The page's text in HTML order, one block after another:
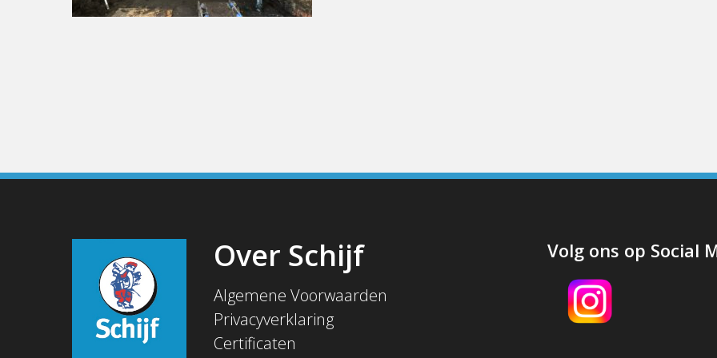
Over Schijf
Algemene Voorwaarden
Privacyverklaring
Certificaten
Volg ons op Social